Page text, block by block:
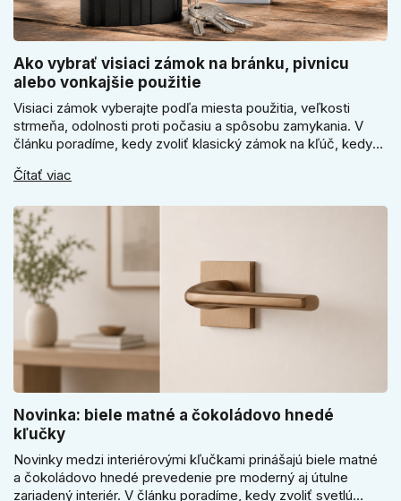
Ako vybrať visiaci zámok na bránku, pivnicu
alebo vonkajšie použitie
Visiaci zámok vyberajte podľa miesta použitia, veľkosti
strmeňa, odolnosti proti počasiu a spôsobu zamykania. V
článku poradíme, kedy zvoliť klasický zámok na kľúč, kedy
sa pri bránke, pivnici alebo záhradnom domčeku neoplatí
Čítať viac
Novinka: biele matné a čokoládovo hnedé
kľučky
Novinky medzi interiérovými kľučkami prinášajú biele matné
a čokoládovo hnedé prevedenie pre moderný aj útulne
zariadený interiér. V článku poradíme, kedy zvoliť svetlú